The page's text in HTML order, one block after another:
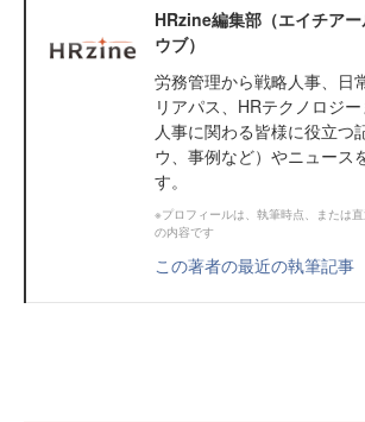
HRzine編集部（エイチア
ウブ）
労務管理から戦略人事、日
リアパス、HRテクノロジ
人事に関わる皆様に役立つ
ウ、事例など）やニュース
す。
※プロフィールは、執筆時点、または
の内容です
この著者の最近の執筆記事